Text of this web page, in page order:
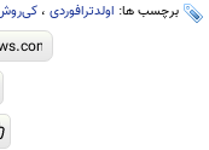
برچسب ها: اولدترافوردی ،